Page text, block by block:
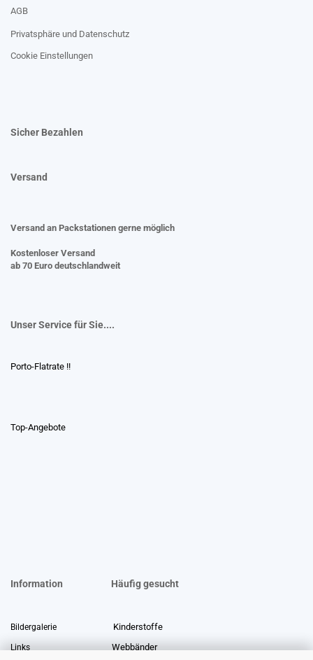
AGB
Privatsphäre und Datenschutz
Cookie Einstellungen
Sicher Bezahlen
Versand
Versand an Packstationen gerne möglich
Kostenloser Versand
ab 70 Euro deutschlandweit
Unser Service für Sie....
Porto-Flatrate !!
Top-Angebote
Information Häufig gesucht
Bildergalerie Kinderstoffe
Links Webbänder